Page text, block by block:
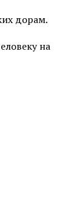
дорам.
на